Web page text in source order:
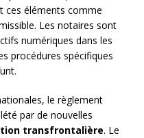
ces éléments comme
Les notaires sont
numériques dans les
procédures spécifiques
le règlement
par de nouvelles
transfrontalière. Le